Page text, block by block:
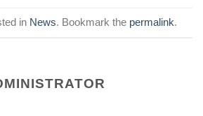
in News. Bookmark the permalink.